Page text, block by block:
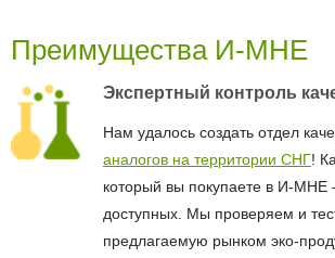
Преимущества И-МНЕ
Экспертный контроль
Нам удалось создать отдел
аналогов на территории СНГ!
который вы покупаете в И-
доступных. Мы проверяем и
предлагаемую рынком эко-